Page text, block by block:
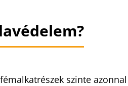
szinte